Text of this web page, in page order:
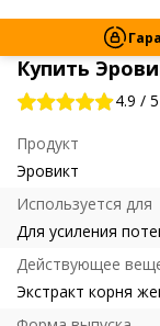
Купить
4.9 / 5
Продукт
Эровикт
Используется для
Для усиления
Действующее
Экстракт корня